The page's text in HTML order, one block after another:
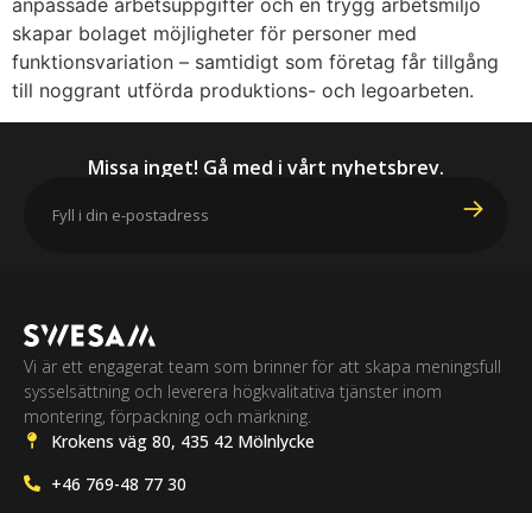
anpassade arbetsuppgifter och en trygg arbetsmiljö
skapar bolaget möjligheter för personer med
funktionsvariation – samtidigt som företag får tillgång
till noggrant utförda produktions- och legoarbeten.
Missa inget! Gå med i vårt nyhetsbrev.
Vi är ett engagerat team som brinner för att skapa meningsfull
sysselsättning och leverera högkvalitativa tjänster inom
montering, förpackning och märkning.
Krokens väg 80, 435 42 Mölnlycke
+46 769-48 77 30